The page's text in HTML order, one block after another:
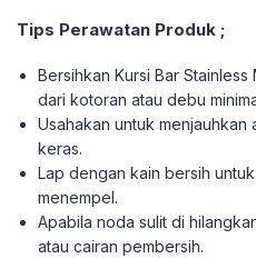
Tips Perawatan Produk ;
Bersihkan Kursi Bar
dari kotoran atau debu
Usahakan untuk menjauhkan
keras.
Lap dengan kain bersih
menempel.
Apabila noda sulit di
atau cairan pembersih.